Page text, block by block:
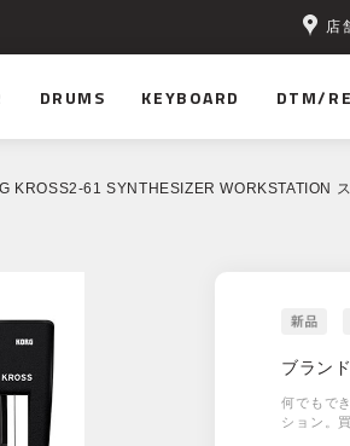
店
DRUMS KEYBOARD DTM/
KROSS2-61 SYNTHESIZER WORKSTATION
ブラン
何でもで
ション。